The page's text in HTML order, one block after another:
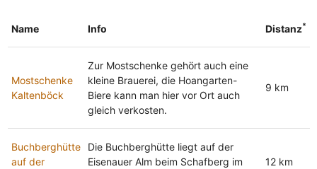
Name Info Distanz*
Mostschenke
Kaltenböck
Zur Mostschenke gehört auch eine
kleine Brauerei, die Hoangarten-
Biere kann man hier vor Ort auch
gleich verkosten.
9 km
Buchberghütte
auf der
Die Buchberghütte liegt auf der
Eisenauer Alm beim Schafberg im
12 km